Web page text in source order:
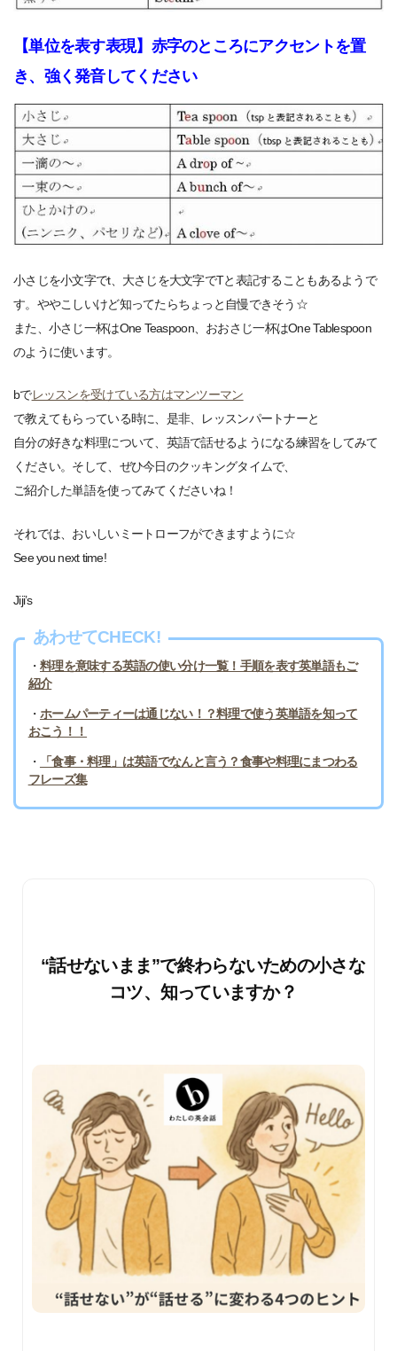
【単位を表す表現】赤字のところにアクセントを置
き、強く発音してください
小さじを小文字でt、大さじを大文字でTと表記することもあるようで
す。ややこしいけど知ってたらちょっと自慢できそう☆
また、小さじ一杯はOne Teaspoon、おおさじ一杯はOne Tablespoon
のように使います。
bでレッスンを受けている方はマンツーマン
で教えてもらっている時に、是非、レッスンパートナーと
自分の好きな料理について、英語で話せるようになる練習をしてみて
ください。そして、ぜひ今日のクッキングタイムで、
ご紹介した単語を使ってみてくださいね！
それでは、おいしいミートローフができますように☆
See you next time!
Jiji’s
あわせてCHECK!
・ 料理を意味する英語の使い分け一覧！手順を表す英単語もご
紹介
・ ホームパーティーは通じない！？料理で使う英単語を知って
おこう！！
・
「食事・料理」は英語でなんと言う？食事や料理にまつわる
フレーズ集
“話せないまま”で終わらないための小さな
コツ、知っていますか？